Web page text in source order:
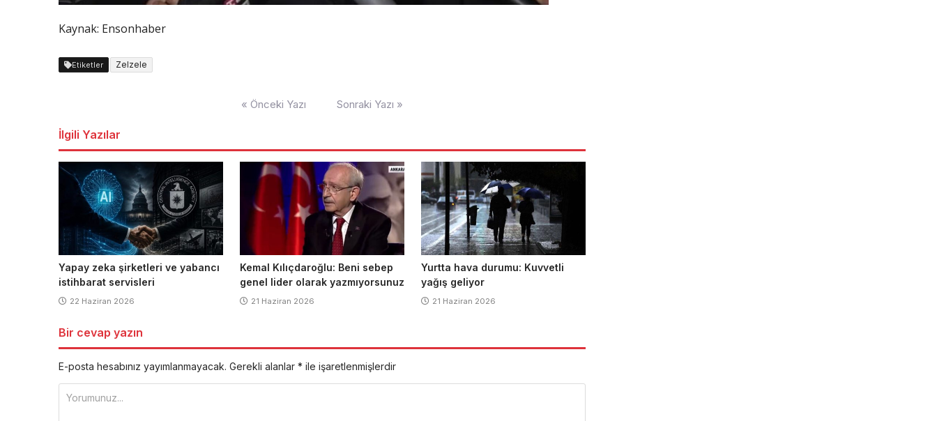
Kaynak: Ensonhaber
Etiketler Zelzele
« Önceki Yazı Sonraki Yazı »
İlgili Yazılar
Yapay zeka şirketleri ve yabancı
istihbarat servisleri
22 Haziran 2026
Kemal Kılıçdaroğlu: Beni sebep
genel lider olarak yazmıyorsunuz
21 Haziran 2026
Yurtta hava durumu: Kuvvetli
yağış geliyor
21 Haziran 2026
Bir cevap yazın
E-posta hesabınız yayımlanmayacak. Gerekli alanlar * ile işaretlenmişlerdir